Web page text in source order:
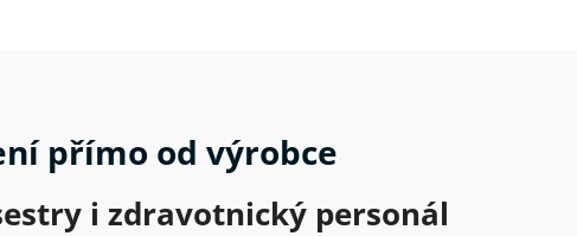
přímo od výrobce
i zdravotnický personál